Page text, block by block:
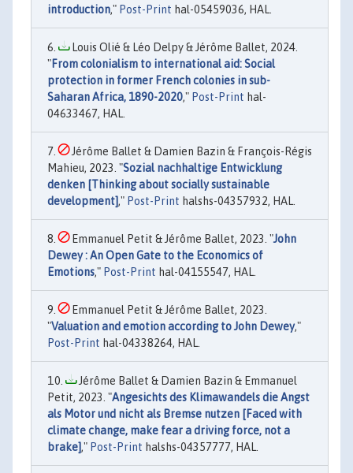
introduction," Post-Print hal-05459036, HAL.
Louis Olié & Léo Delpy & Jérôme Ballet, 2024.
"From colonialism to international aid: Social
protection in former French colonies in sub-
Saharan Africa, 1890-2020," Post-Print hal-
04633467, HAL.
Jérôme Ballet & Damien Bazin & François-Régis
Mahieu, 2023. "Sozial nachhaltige Entwicklung
denken [Thinking about socially sustainable
development]," Post-Print halshs-04357932, HAL.
Emmanuel Petit & Jérôme Ballet, 2023. "John
Dewey : An Open Gate to the Economics of
Emotions," Post-Print hal-04155547, HAL.
Emmanuel Petit & Jérôme Ballet, 2023.
"Valuation and emotion according to John Dewey,"
Post-Print hal-04338264, HAL.
Jérôme Ballet & Damien Bazin & Emmanuel
Petit, 2023. "Angesichts des Klimawandels die Angst
als Motor und nicht als Bremse nutzen [Faced with
climate change, make fear a driving force, not a
brake]," Post-Print halshs-04357777, HAL.